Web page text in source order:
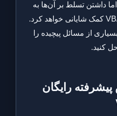
داشتن تسلط بر آن‌ها به
شما در مسیر برنامه‌نویسی VBA کمک شایانی خواهد کرد.
از مسائل پیچیده را
کنید.
رایگان